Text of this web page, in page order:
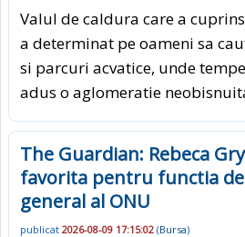
Valul de caldura care a
a determinat pe oameni sa
si parcuri acvatice, unde
adus o aglomeratie
The Guardian: Rebeca
favorita pentru functia
general al ONU
publicat 2026-08-09 17:15:02 (Bursa)